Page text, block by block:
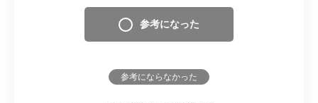
参考になった
参考にならなかった